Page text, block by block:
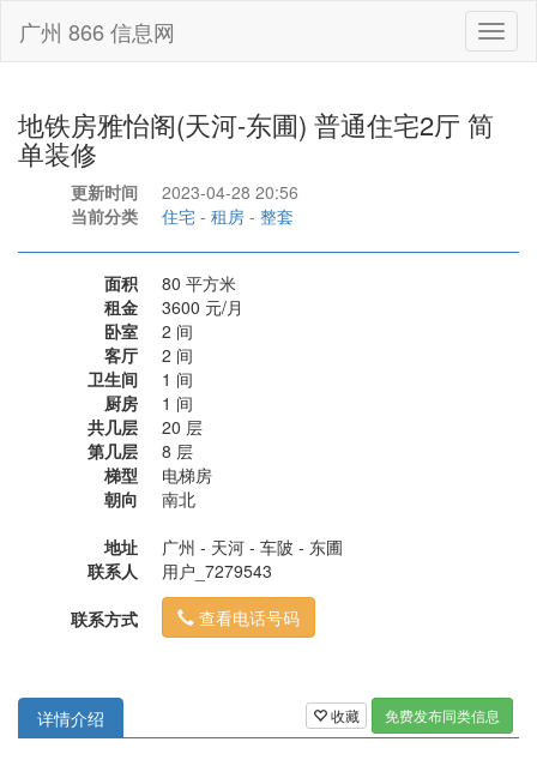
广州 866 信息网
地铁房雅怡阁(天河-东圃) 普通住宅2厅 简
单装修
更新时间
2023-04-28 20:56
当前分类
住宅 - 租房 - 整套
面积
80 平方米
租金
3600 元/月
卧室
2 间
客厅
2 间
卫生间
1 间
厨房
1 间
共几层
20 层
第几层
8 层
梯型
电梯房
朝向
南北
地址
广州 - 天河 - 车陂 - 东圃
联系人
用户_7279543
联系方式
查看电话号码
收藏 免费发布同类信息
详情介绍